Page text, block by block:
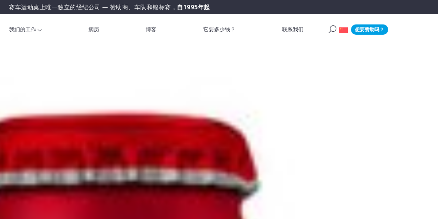
赛车运动桌上唯一独立的经纪公司 — 赞助商、车队和锦标赛， 自1995年起
我们的工作 病历 博客 它要多少钱？ 联系我们 想要赞助吗？